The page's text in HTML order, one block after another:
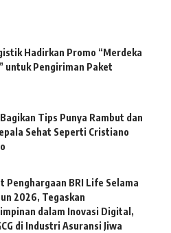
Hadirkan Promo “Merdeka
untuk Pengiriman Paket
Bagikan Tips Punya Rambut dan
Sehat Seperti Cristiano
Penghargaan BRI Life Selama
2026, Tegaskan
dalam Inovasi Digital,
di Industri Asuransi Jiwa